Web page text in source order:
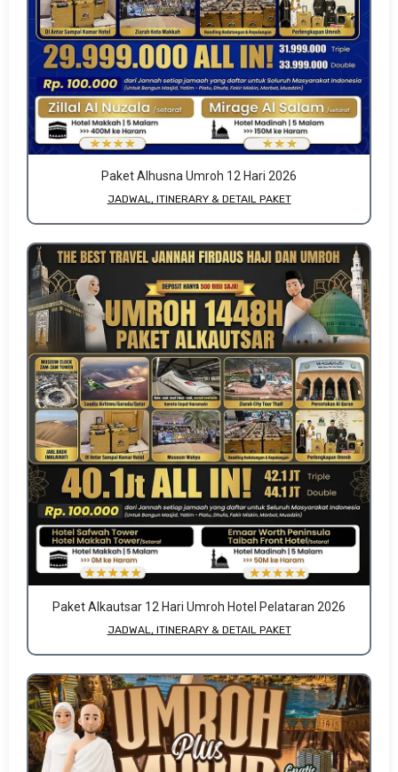
Paket Alhusna Umroh 12 Hari 2026
JADWAL, ITINERARY & DETAIL PAKET
Paket Alkautsar 12 Hari Umroh Hotel Pelataran 2026
JADWAL, ITINERARY & DETAIL PAKET